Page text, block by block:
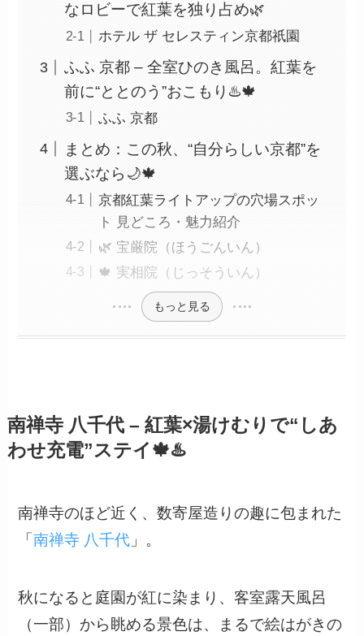
なロビーで紅葉を独り占め🌿
ホテル ザ セレスティン京都祇園
ふふ 京都 – 全室ひのき風呂。紅葉を
前に“ととのう”おこもり♨️🍁
ふふ 京都
まとめ：この秋、“自分らしい京都”を
選ぶなら🌙🍁
京都紅葉ライトアップの穴場スポッ
ト 見どころ・魅力紹介
🌿 宝厳院（ほうごんいん）
🍁 実相院（じっそういん）
もっと見る
南禅寺 八千代 – 紅葉×湯けむりで“しあ
わせ充電”ステイ🍁♨️
南禅寺のほど近く、数寄屋造りの趣に包まれた
「南禅寺 八千代 」。
秋になると庭園が紅に染まり、客室露天風呂
（一部）から眺める景色は、まるで絵はがきの